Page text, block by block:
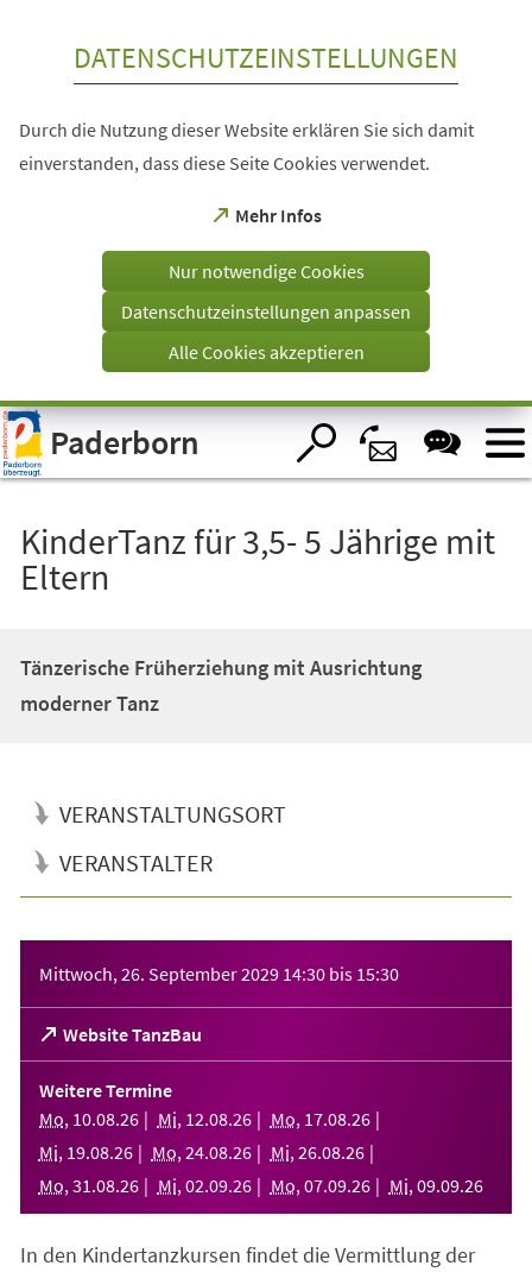
Visuelle
Assistenzsoftware
öffnen.
DATENSCHUTZEINSTELLUNGEN
Durch die Nutzung dieser Website erklären Sie sich damit
einverstanden, dass diese Seite Cookies verwendet.
Mehr Infos
(Öffnet
einem
Tab)
Nur notwendige Cookies
Datenschutzeinstellungen anpassen
Alle Cookies akzeptieren
Paderborn
KinderTanz für 3,5- 5 Jährige mit
Eltern
Tänzerische Früherziehung mit Ausrichtung
moderner Tanz
VERANSTALTUNGSORT
VERANSTALTER
Mittwoch, 26. September 2029 14:30 bis 15:30
Website TanzBau
(Öffnet
in
einem
neuen
Tab)
Weitere Termine
Mo, 10.08.26 Mi, 12.08.26 Mo, 17.08.26
Mi, 19.08.26 Mo, 24.08.26 Mi, 26.08.26
Mo, 31 .08.26 Mi, 02.09.26 Mo, 07.09.26 Mi, 09.09.26
In den Kindertanzkursen findet die Vermittlung der